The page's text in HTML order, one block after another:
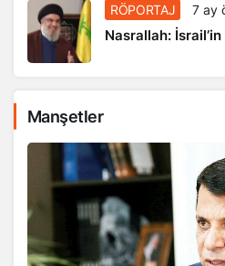
RÖPORTAJ 7 ay
Nasrallah: İsrail’in
Manşetler